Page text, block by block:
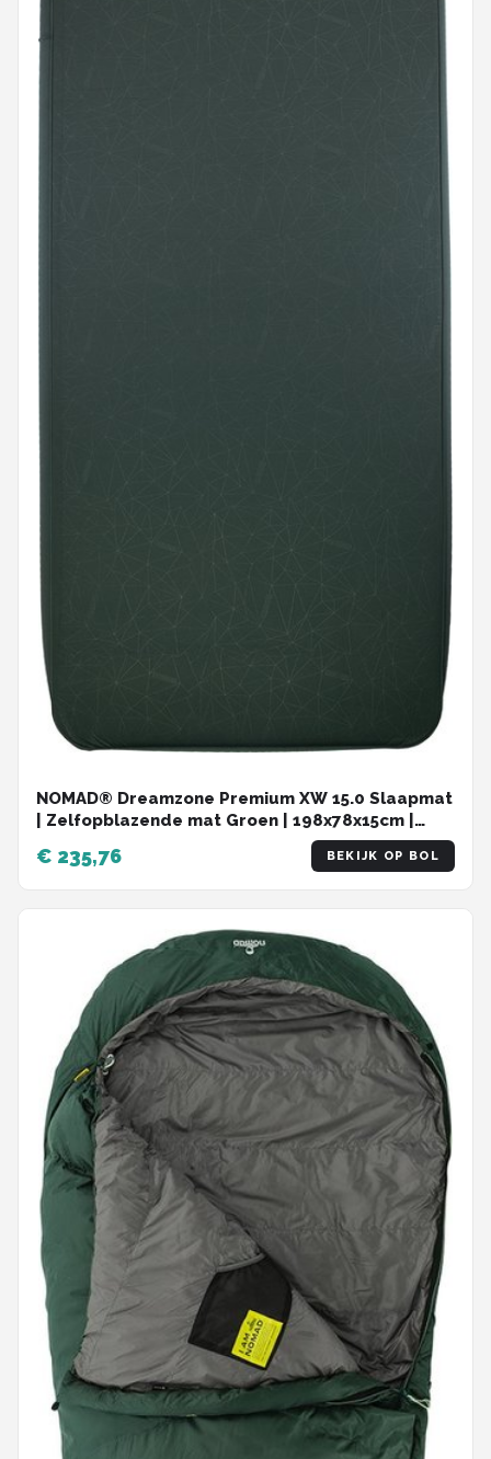
NOMAD® Dreamzone Premium XW 15.0 Slaapmat
| Zelfopblazende mat Groen | 198x78x15cm |
Lichtgewicht & Kwalitatief | Incl Hoes | Lichaam
vormend materiaal
€ 235,76 BEKIJK OP BOL